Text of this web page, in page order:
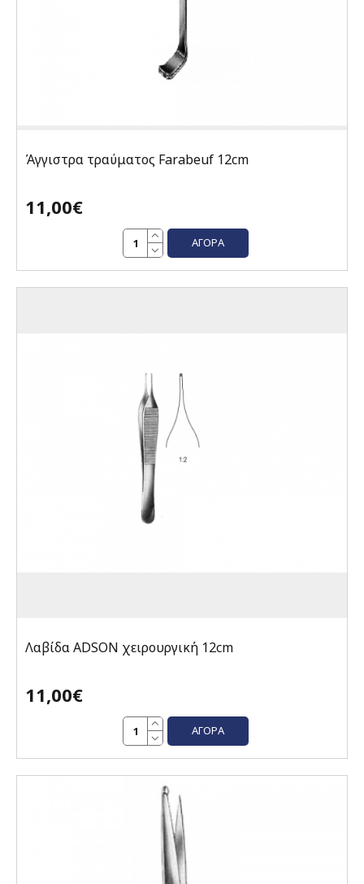
Άγγιστρα τραύματος Farabeuf 12cm
11,00€
ΑΓΟΡΆ
Λαβίδα ADSON χειρουργική 12cm
11,00€
ΑΓΟΡΆ